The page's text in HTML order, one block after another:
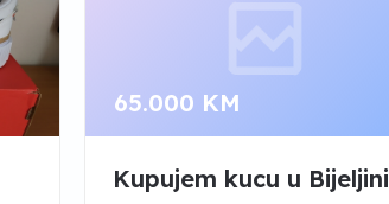
65.000 KM
Kupujem kucu u Bijeljini